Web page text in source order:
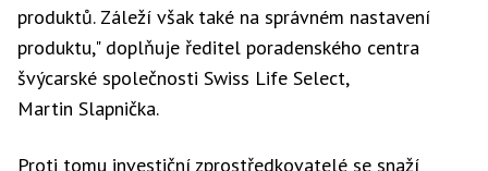
produktů. Záleží však také na správném nastavení
produktu," doplňuje ředitel poradenského centra
švýcarské společnosti Swiss Life Select,
Martin Slapnička.
Proti tomu investiční zprostředkovatelé se snaží